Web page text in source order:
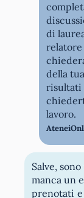
di
della
risultati
lavoro.
Salve, sono iscritta alla L19, ho 126 CFU (mi
manca un
prenotati e